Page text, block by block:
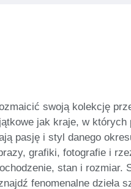
swoją kolekcję
jak kraje, w których
pasję i styl danego
grafiki, fotografie i
stan i rozmiar.
fenomenalne dzieła